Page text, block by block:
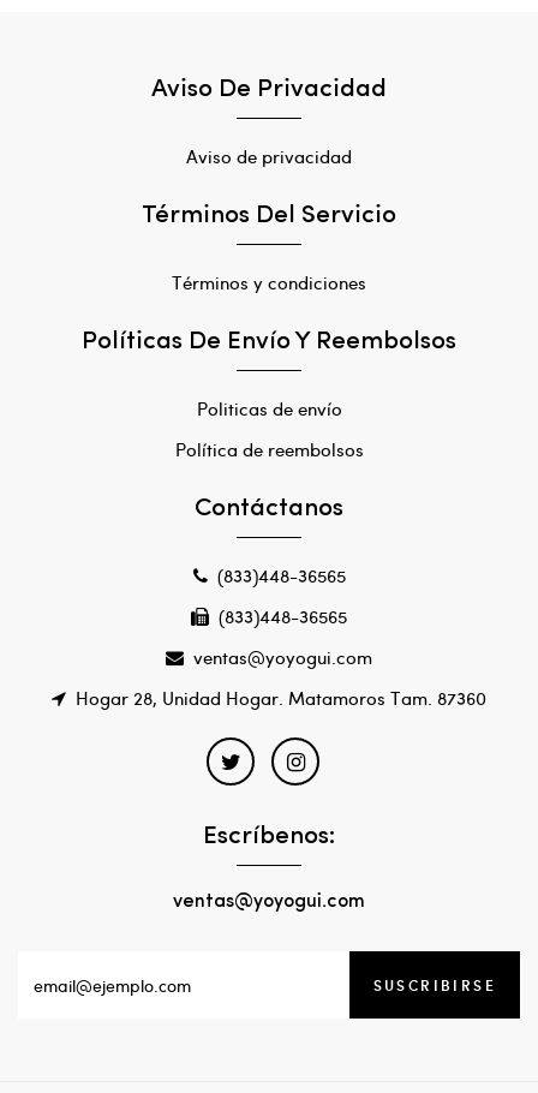
Aviso De Privacidad
Aviso de privacidad
Términos Del Servicio
Términos y condiciones
Políticas De Envío Y Reembolsos
Politicas de envío
Política de reembolsos
Contáctanos
(833)448-36565
(833)448-36565
ventas@yoyogui.com
Hogar 28, Unidad Hogar. Matamoros Tam. 87360
Escríbenos:
ventas@yoyogui.com
SUSCRIBIRSE